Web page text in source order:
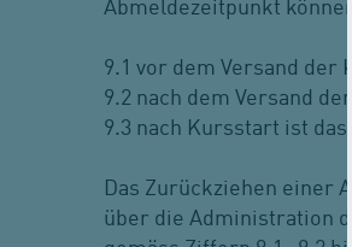
Abmeldezeitpunkt
9.1 vor dem Versand der
9.2 nach dem Versand
9.3 nach Kursstart ist
Das Zurückziehen einer
über die Administration